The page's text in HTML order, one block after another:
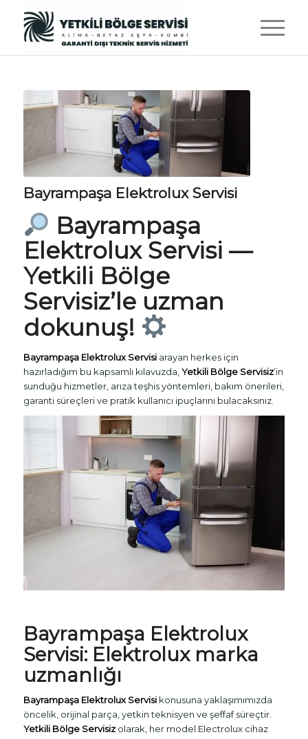
Bayrampaşa Elektrolux Servisi
Bayrampaşa
Elektrolux Servisi —
Yetkili Bölge
Servisiz’le uzman
dokunuş!
Bayrampaşa Elektrolux Servisiarayan herkes için
hazırladığım bu kapsamlı kılavuzda, Yetkili Bölge Servisiz’in
sunduğu hizmetler, arıza teşhis yöntemleri, bakım önerileri,
garanti süreçleri ve pratik kullanıcı ipuçlarını bulacaksınız.
Bayrampaşa Elektrolux
Servisi: Elektrolux marka
uzmanlığı
Bayrampaşa Elektrolux Servisikonusuna yaklaşımımızda
öncelik, orijinal parça, yetkin teknisyen ve şeffaf süreçtir.
Yetkili Bölge Servisizolarak, her model Electrolux cihaz